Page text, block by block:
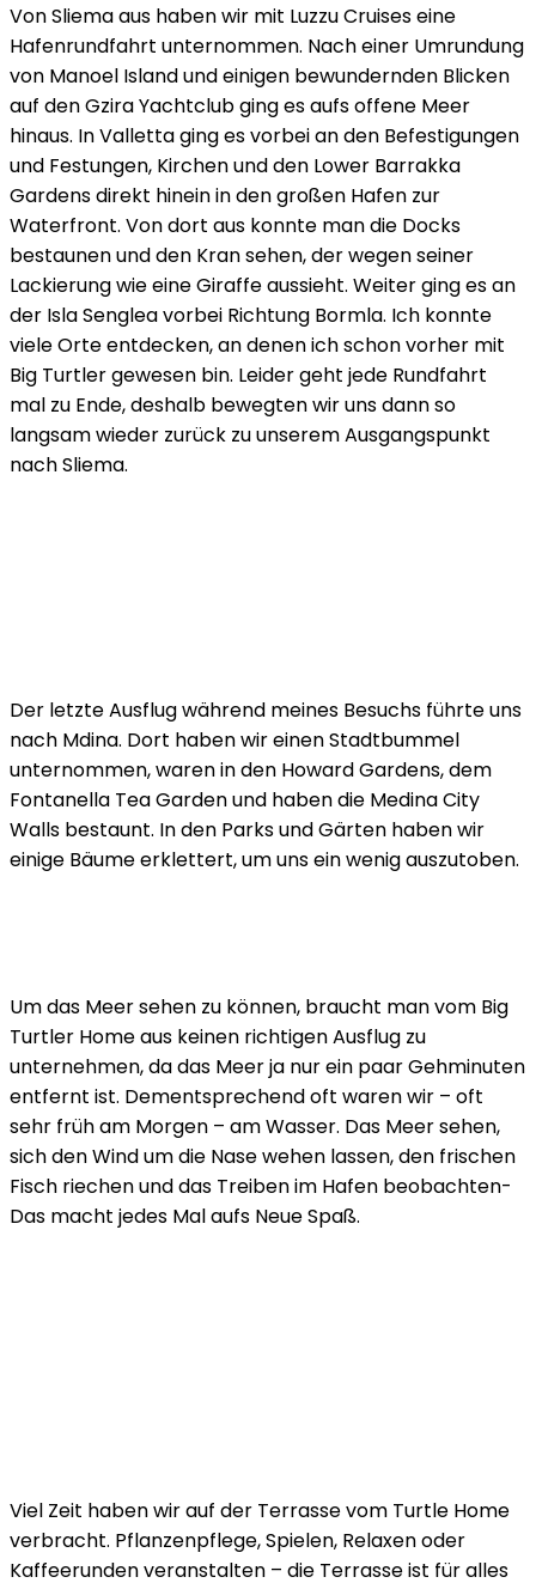
Von Sliema aus haben wir mit Luzzu Cruises eine
Hafenrundfahrt unternommen. Nach einer Umrundung
von Manoel Island und einigen bewundernden Blicken
auf den Gzira Yachtclub ging es aufs offene Meer
hinaus. In Valletta ging es vorbei an den Befestigungen
und Festungen, Kirchen und den Lower Barrakka
Gardens direkt hinein in den großen Hafen zur
Waterfront. Von dort aus konnte man die Docks
bestaunen und den Kran sehen, der wegen seiner
Lackierung wie eine Giraffe aussieht. Weiter ging es an
der Isla Senglea vorbei Richtung Bormla. Ich konnte
viele Orte entdecken, an denen ich schon vorher mit
Big Turtler gewesen bin. Leider geht jede Rundfahrt
mal zu Ende, deshalb bewegten wir uns dann so
langsam wieder zurück zu unserem Ausgangspunkt
nach Sliema.
Der letzte Ausflug während meines Besuchs führte uns
nach Mdina. Dort haben wir einen Stadtbummel
unternommen, waren in den Howard Gardens, dem
Fontanella Tea Garden und haben die Medina City
Walls bestaunt. In den Parks und Gärten haben wir
einige Bäume erklettert, um uns ein wenig auszutoben.
Um das Meer sehen zu können, braucht man vom Big
Turtler Home aus keinen richtigen Ausflug zu
unternehmen, da das Meer ja nur ein paar Gehminuten
entfernt ist. Dementsprechend oft waren wir – oft
sehr früh am Morgen – am Wasser. Das Meer sehen,
sich den Wind um die Nase wehen lassen, den frischen
Fisch riechen und das Treiben im Hafen beobachten-
Das macht jedes Mal aufs Neue Spaß.
Viel Zeit haben wir auf der Terrasse vom Turtle Home
verbracht. Pflanzenpflege, Spielen, Relaxen oder
Kaffeerunden veranstalten – die Terrasse ist für alles